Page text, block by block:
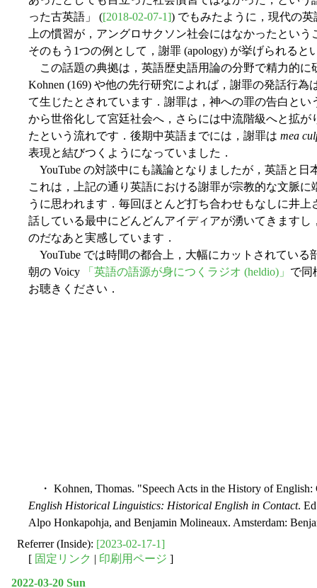
った古英語」 ([2018-02-07-1]) でもみたように，現代の
上の慣習が，アングロサクソン社会にはなかったとい
そのもう1つの例として，謝罪 (apology) が挙げられると
この話題の典拠は，英語歴史語用論の分野で精力的に
Kohnen (169) や他の先行研究によれば，謝罪の発話行
て生じたとされています．謝罪は，神への罪の告白と
から世俗化して宮廷社会へ，さらには中流階級へと拡
たという流れです．後期中英語までには，謝罪は mea
表現と結びつくようになっていました．
YouTube の対談中にも議論となりましたが，英語と
これは，上記の通り英語における謝罪が宗教的な文脈
うに思われます．毎回ほとんど打ち合わせもなしに井
話している最中にどんどんアイディアが湧いてきます
のだなあと実感しています．
YouTube では時間の都合上，大幅にカットされてい
朝の Voicy
「英語の語源が身につくラジオ (heldio)」 で同
お聴きください．
・ Kohnen, Thomas. "Speech Acts in the History of English:
English Historical Linguistics: Historical English in Contact.
Alpo Honkapohja, and Benjamin Molineaux. Amsterdam:
Referrer (Inside): [2023-02-17-1]
[ 固定リンク | 印刷用ページ ]
2022-03-20 Sun